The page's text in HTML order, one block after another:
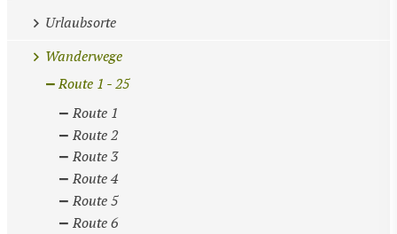
Urlaubsorte
Wanderwege
Route 1 - 25
Route 1
Route 2
Route 3
Route 4
Route 5
Route 6